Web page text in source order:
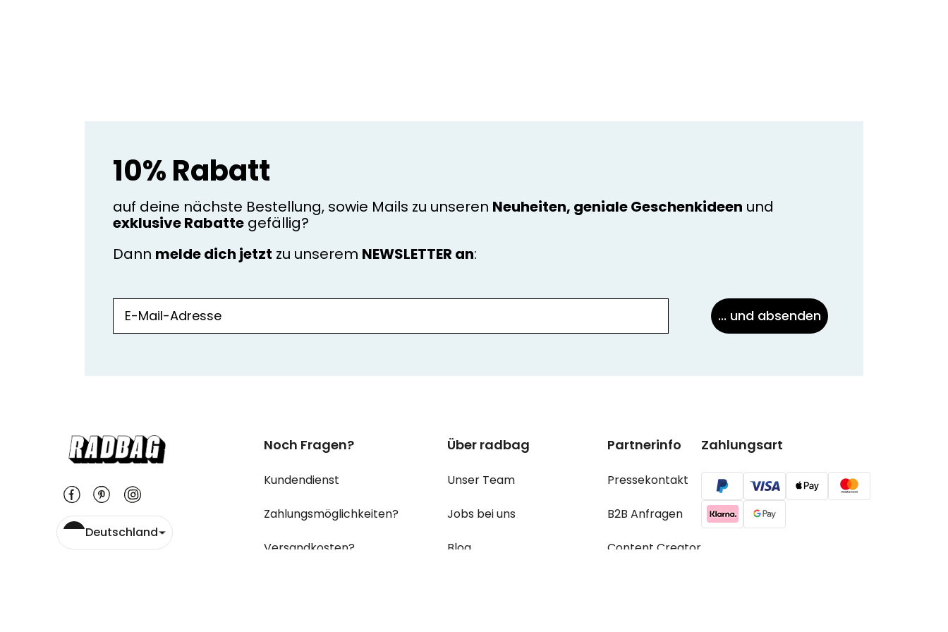
10% Rabatt
auf deine nächste Bestellung, sowie Mails zu unseren Neuheiten, geniale Geschenkideen und
exklusive Rabatte gefällig?
Dann melde dich jetzt zu unserem NEWSLETTER an:
... und absenden
Deutschland
Noch Fragen?
Kundendienst
Zahlungsmöglichkeiten?
Versandkosten?
Über radbag
Unser Team
Jobs bei uns
Blog
Partnerinfo
Pressekontakt
B2B Anfragen
Content Creator
Zahlungsart